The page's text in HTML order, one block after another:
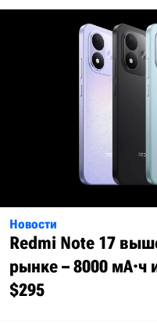
Новости
Redmi Note 17
рынке – 8000 мА·ч
$295